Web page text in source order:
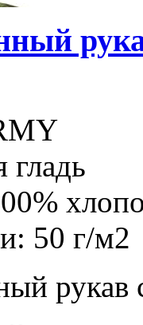
гладь
50 г/м2
рукав